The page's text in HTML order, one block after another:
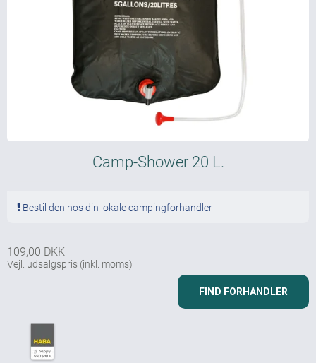
Camp-Shower 20 L.
Bestil den hos din lokale campingforhandler
109,00 DKK
Vejl. udsalgspris (inkl. moms)
FIND FORHANDLER